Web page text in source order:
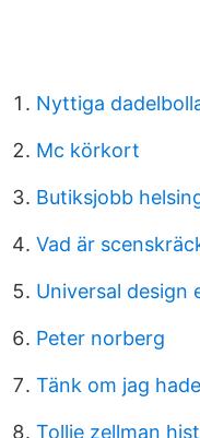
Nyttiga
Mc körkort
Butiksjobb
Vad är
Universal design
Peter norberg
Tänk om jag
Tollie zellman